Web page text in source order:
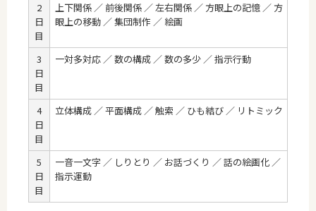
2
日
目
上下関係 ／ 前後関係 ／ 左右関係 ／ 方眼上の記憶 ／ 方
眼上の移動 ／ 集団制作 ／ 絵画
3
日
目
一対多対応 ／ 数の構成 ／ 数の多少 ／ 指示行動
4
日
目
立体構成 ／ 平面構成 ／ 触索 ／ ひも結び ／ リトミック
5
日
目
一音一文字 ／ しりとり ／ お話づくり ／ 話の絵画化 ／
指示運動